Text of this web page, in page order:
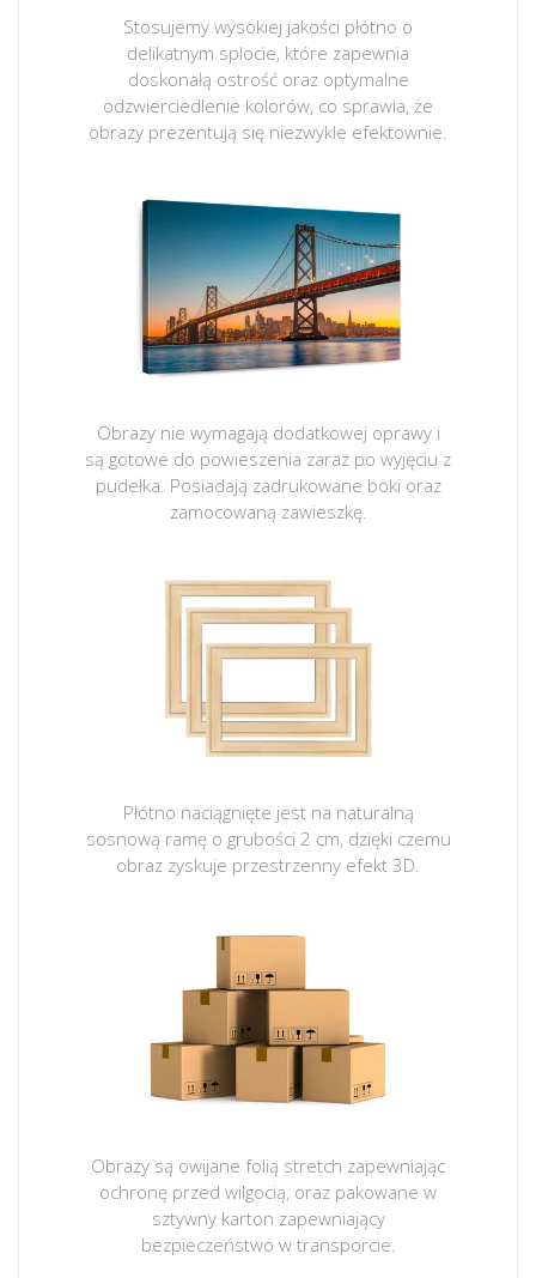
Stosujemy wysokiej jakości płótno o
delikatnym splocie, które zapewnia
doskonałą ostrość oraz optymalne
odzwierciedlenie kolorów, co sprawia, że
obrazy prezentują się niezwykle efektownie.
Obrazy nie wymagają dodatkowej oprawy i
są gotowe do powieszenia zaraz po wyjęciu z
pudełka. Posiadają zadrukowane boki oraz
zamocowaną zawieszkę.
Płótno naciągnięte jest na naturalną
sosnową ramę o grubości 2 cm, dzięki czemu
obraz zyskuje przestrzenny efekt 3D.
Obrazy są owijane folią stretch zapewniając
ochronę przed wilgocią, oraz pakowane w
sztywny karton zapewniający
bezpieczeństwo w transporcie.